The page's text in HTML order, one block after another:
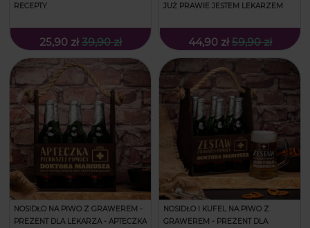
RECEPTY
25,90 zł 39,90 zł
JUŻ PRAWIE JESTEM LEKARZEM
44,90 zł 59,90 zł
NOSIDŁO NA PIWO Z GRAWEREM -
PREZENT DLA LEKARZA - APTECZKA
NOSIDŁO I KUFEL NA PIWO Z
GRAWEREM - PREZENT DLA